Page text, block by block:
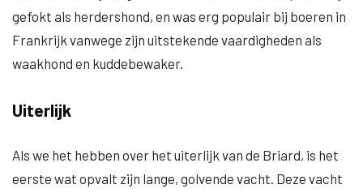
gefokt als herdershond, en was erg populair bij boeren in
Frankrijk vanwege zijn uitstekende vaardigheden als
waakhond en kuddebewaker.
Uiterlijk
Als we het hebben over het uiterlijk van de Briard, is het
eerste wat opvalt zijn lange, golvende vacht. Deze vacht